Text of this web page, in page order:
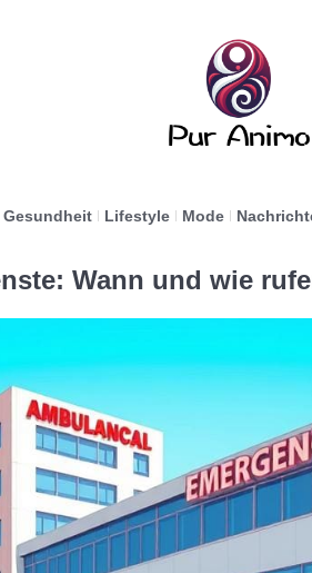
Gesundheit Lifestyle Mode
Wann und wie